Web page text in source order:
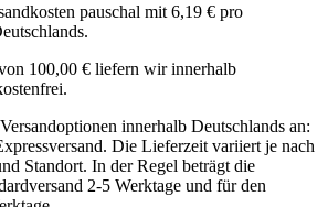
pauschal mit 6,19 € pro
100,00 € liefern wir innerhalb
innerhalb Deutschlands an:
Die Lieferzeit variiert je nach
Standort. In der Regel beträgt die
2-5 Werktage und für den